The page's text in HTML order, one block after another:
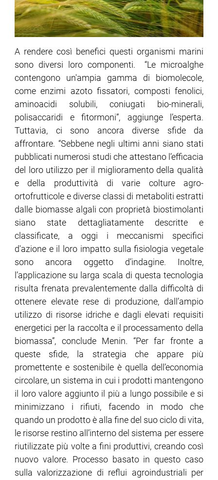
A rendere così benefici questi organismi marini
sono diversi loro componenti. “Le microalghe
contengono un'ampia gamma di biomolecole,
come enzimi azoto fissatori, composti fenolici,
aminoacidi solubili, coniugati bio-minerali,
polisaccaridi e fitormoni”, aggiunge l’esperta.
Tuttavia, ci sono ancora diverse sfide da
affrontare. “Sebbene negli ultimi anni siano stati
pubblicati numerosi studi che attestano l’efficacia
del loro utilizzo per il miglioramento della qualità
e della produttività di varie colture agro-
ortofrutticole e diverse classi di metaboliti estratti
dalle biomasse algali con proprietà biostimolanti
siano state dettagliatamente descritte e
classificate, a oggi i meccanismi specifici
d'azione e il loro impatto sulla fisiologia vegetale
sono ancora oggetto d’indagine. Inoltre,
l’applicazione su larga scala di questa tecnologia
risulta frenata prevalentemente dalla difficoltà di
ottenere elevate rese di produzione, dall’ampio
utilizzo di risorse idriche e dagli elevati requisiti
energetici per la raccolta e il processamento della
biomassa”, conclude Menin. “Per far fronte a
queste sfide, la strategia che appare più
promettente e sostenibile è quella dell’economia
circolare, un sistema in cui i prodotti mantengono
il loro valore aggiunto il più a lungo possibile e si
minimizzano i rifiuti, facendo in modo che
quando un prodotto è alla fine del suo ciclo di vita,
le risorse restino all’interno del sistema per essere
riutilizzate più volte a fini produttivi, creando così
nuovo valore. Processo basato in questo caso
sulla valorizzazione di reflui agroindustriali per